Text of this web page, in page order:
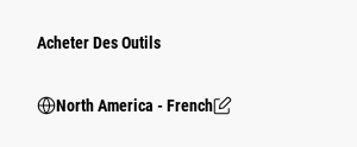
Acheter Des Outils
North America - French